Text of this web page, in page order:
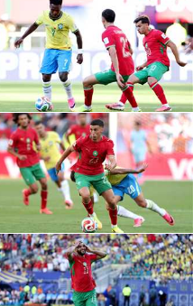
الدوري السعودي للمحترفين
دوري أبطال أوروبا
دوري أبطال إفريقيا
كل البطولات
أقسام
الكرة المصرية
الدوري المصري